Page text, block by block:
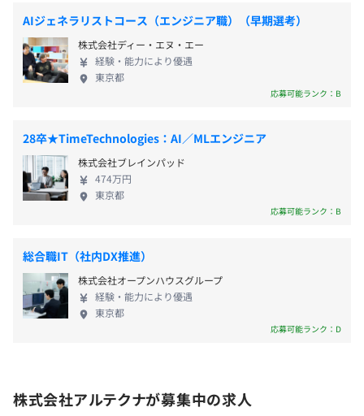
・深夜業手当
・休日勤務手当
・単身赴任手当
・家族手当
・賞与あり（年2回）
昇給あり（年1回）
■組込みプログラム実習
RS232通信制御方法及びプロトコル方式の習得
【電気系】
■ハードウェア基礎／理論、部品知識、半田付け
■デジタル理論／基礎～ゲート回路を組合わせた応用
■回路作成実習／電子回路試作基板の作成実習
自己啓発支援の有無及びその内容
メンター制度の有無
なし
キャリアコンサルティング制度の有無及びその内容
なし
トップレベルの教育体制を誇ります。基礎をしっかり
と確認し、さまざまな開発現場での業務に備えられ
ますので、キャリアの浅い方も一歩ずつ着実に成長
できます。 ◆福利厚生が充実◎安心して働ける環境
です 平均残業時間は20時間。有給取得率も高く、プ
事をするためには余暇を楽しむことも大切。そんな
思いから、福利厚生も充実させています。
AIジェネラリストコース（エンジニア職）（早期選考）
株式会社ディー・エヌ・エー
経験・能力により優遇
東京都
応募可能ランク：B
28卒★TimeTechnologies：AI／MLエンジニア
株式会社ブレインパッド
474万円
東京都
応募可能ランク：B
総合職IT（社内DX推進）
株式会社オープンハウスグループ
経験・能力により優遇
東京都
応募可能ランク：D
株式会社アルテクナが募集中の求人